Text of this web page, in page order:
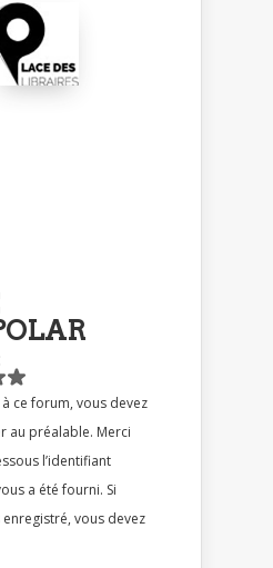
au préalable. Merci
l’identifiant
Si
enregistré, vous devez